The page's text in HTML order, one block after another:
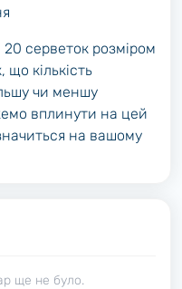
серветок розміром
що кількість
чи меншу
вплинути на цей
на вашому
ще не було.